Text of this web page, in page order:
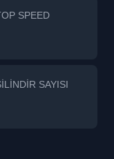
SPEED
SAYISI